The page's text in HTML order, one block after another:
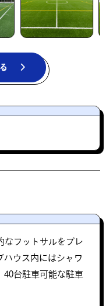
フットサルをプレ
ハウス内にはシャワ
40台駐車可能な駐車